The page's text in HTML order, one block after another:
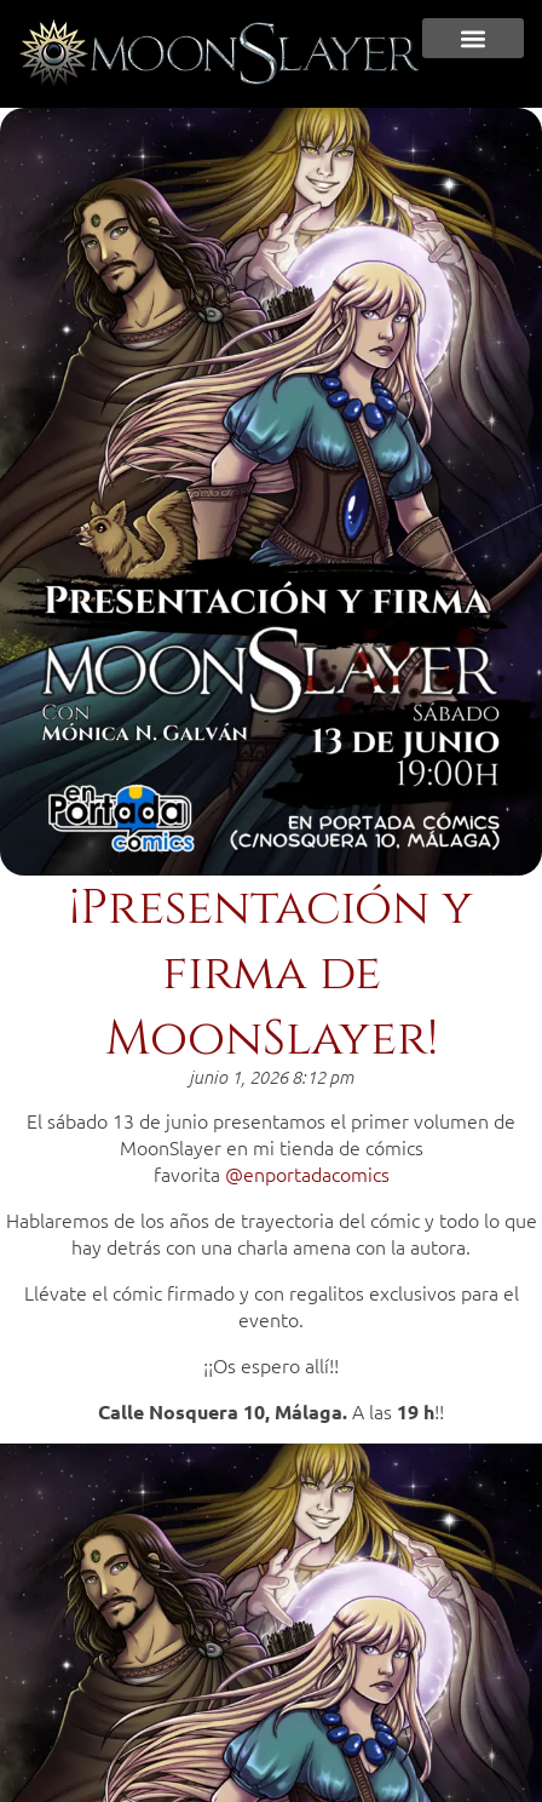
¡Presentación y
firma de
MoonSlayer!
junio 1, 2026 8:12 pm
El sábado 13 de junio presentamos el primer volumen de
MoonSlayer en mi tienda de cómics
favorita @enportadacomics
Hablaremos de los años de trayectoria del cómic y todo lo que
hay detrás con una charla amena con la autora.
Llévate el cómic firmado y con regalitos exclusivos para el
evento.
¡¡Os espero allí!!
Calle Nosquera 10, Málaga.A las 19 h!!